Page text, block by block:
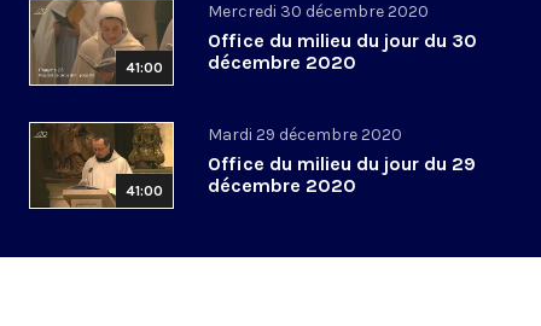
41:00
Mercredi 30 décembre 2020
Office du milieu du jour du 30
décembre 2020
41:00
Mardi 29 décembre 2020
Office du milieu du jour du 29
décembre 2020